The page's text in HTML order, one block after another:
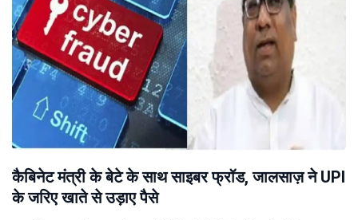
कैबिनेट मंत्री के बेटे के साथ साइबर फ्रॉड, जालसाज़ ने UPI
के जरिए खाते से उड़ाए पैसे